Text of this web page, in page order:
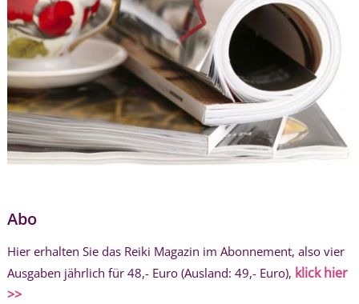
Abo
Hier erhalten Sie das Reiki Magazin im Abonnement, also vier
Ausgaben jährlich für 48,- Euro (Ausland: 49,- Euro), klick hier
>>